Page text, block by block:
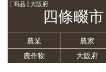
[ 商品 ] 大阪府
四條畷市
農業 農家
農作物
大阪府